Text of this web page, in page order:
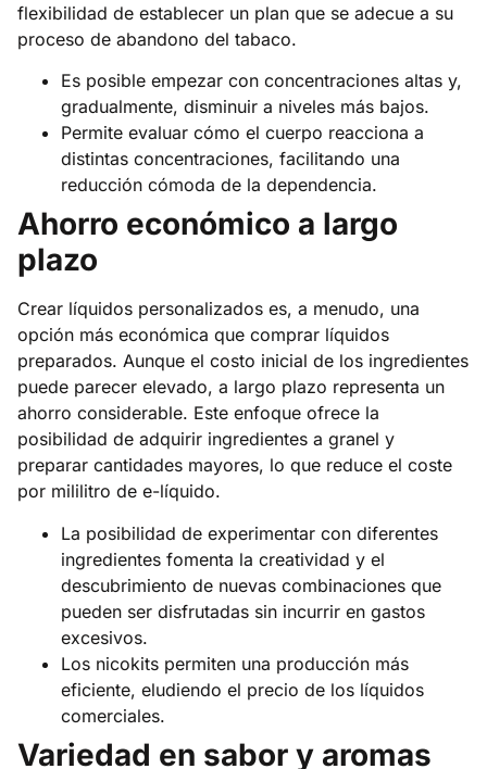
flexibilidad de establecer un plan que se adecue a su
proceso de abandono del tabaco.
Es posible empezar con concentraciones altas y,
gradualmente, disminuir a niveles más bajos.
Permite evaluar cómo el cuerpo reacciona a
distintas concentraciones, facilitando una
reducción cómoda de la dependencia.
Ahorro económico a largo
plazo
Crear líquidos personalizados es, a menudo, una
opción más económica que comprar líquidos
preparados. Aunque el costo inicial de los ingredientes
puede parecer elevado, a largo plazo representa un
ahorro considerable. Este enfoque ofrece la
posibilidad de adquirir ingredientes a granel y
preparar cantidades mayores, lo que reduce el coste
por mililitro de e-líquido.
La posibilidad de experimentar con diferentes
ingredientes fomenta la creatividad y el
descubrimiento de nuevas combinaciones que
pueden ser disfrutadas sin incurrir en gastos
excesivos.
Los nicokits permiten una producción más
eficiente, eludiendo el precio de los líquidos
comerciales.
Variedad en sabor y aromas